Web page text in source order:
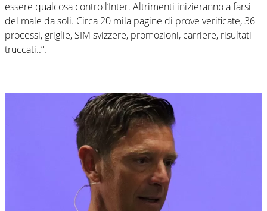
essere qualcosa contro l’Inter. Altrimenti inizieranno a farsi
del male da soli. Circa 20 mila pagine di prove verificate, 36
processi, griglie, SIM svizzere, promozioni, carriere, risultati
truccati..”.